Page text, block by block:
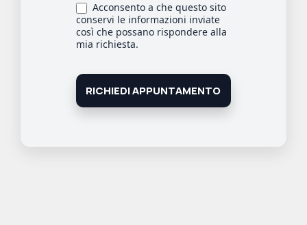
Acconsento a che questo sito
conservi le informazioni inviate
così che possano rispondere alla
mia richiesta.
RICHIEDI APPUNTAMENTO